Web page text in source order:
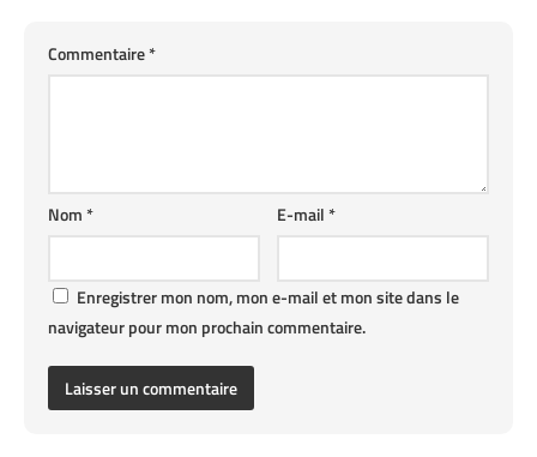
Commentaire*
E-mail*
Nom*
Enregistrer mon nom, mon e-mail et mon site dans le
navigateur pour mon prochain commentaire.